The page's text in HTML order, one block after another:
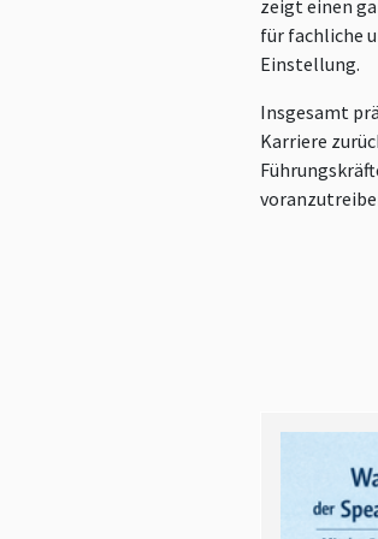
zeigt einen
für fachliche
Einstellung.
Insgesamt
Karriere